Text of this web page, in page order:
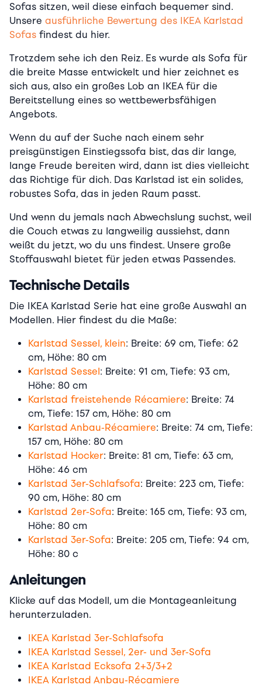
Sofas sitzen, weil diese einfach bequemer sind.
Unsere ausführliche Bewertung des IKEA Karlstad
Sofas findest du hier.
Trotzdem sehe ich den Reiz. Es wurde als Sofa für
die breite Masse entwickelt und hier zeichnet es
sich aus, also ein großes Lob an IKEA für die
Bereitstellung eines so wettbewerbsfähigen
Angebots.
Wenn du auf der Suche nach einem sehr
preisgünstigen Einstiegssofa bist, das dir lange,
lange Freude bereiten wird, dann ist dies vielleicht
das Richtige für dich. Das Karlstad ist ein solides,
robustes Sofa, das in jeden Raum passt.
Und wenn du jemals nach Abwechslung suchst, weil
die Couch etwas zu langweilig aussiehst, dann
weißt du jetzt, wo du uns findest. Unsere große
Stoffauswahl bietet für jeden etwas Passendes.
Technische Details
Die IKEA Karlstad Serie hat eine große Auswahl an
Modellen. Hier findest du die Maße:
Karlstad Sessel, klein: Breite: 69 cm, Tiefe: 62
cm, Höhe: 80 cm
Karlstad Sessel: Breite: 91 cm, Tiefe: 93 cm,
Höhe: 80 cm
Karlstad freistehende Récamiere: Breite: 74
cm, Tiefe: 157 cm, Höhe: 80 cm
Karlstad Anbau-Récamiere: Breite: 74 cm, Tiefe:
157 cm, Höhe: 80 cm
Karlstad Hocker: Breite: 81 cm, Tiefe: 63 cm,
Höhe: 46 cm
Karlstad 3er-Schlafsofa: Breite: 223 cm, Tiefe:
90 cm, Höhe: 80 cm
Karlstad 2er-Sofa: Breite: 165 cm, Tiefe: 93 cm,
Höhe: 80 cm
Karlstad 3er-Sofa: Breite: 205 cm, Tiefe: 94 cm,
Höhe: 80 c
Anleitungen
Klicke auf das Modell, um die Montageanleitung
herunterzuladen.
IKEA Karlstad 3er-Schlafsofa
IKEA Karlstad Sessel, 2er- und 3er-Sofa
IKEA Karlstad Ecksofa 2+3/3+2
IKEA Karlstad Anbau-Récamiere